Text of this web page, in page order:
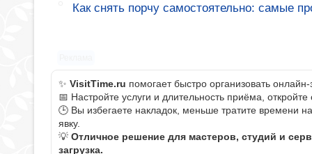
Как снять порчу самостоятельно: самые
✨ VisitTime.ru помогает быстро организовать
📅 Настройте услуги и длительность приёма,
🕒 Вы избегаете накладок, меньше тратите времени
явку.
💡 Отличное решение для мастеров, студий и
загрузка.